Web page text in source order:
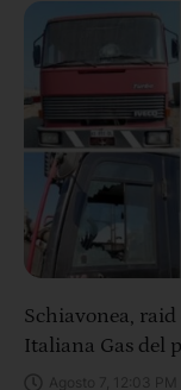
Schiavonea,
Italiana Gas del